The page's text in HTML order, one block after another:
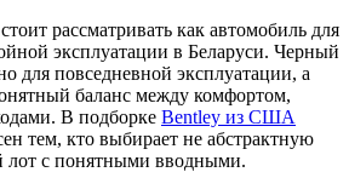
рассматривать как автомобиль для
эксплуатации в Беларуси. Черный
для повседневной эксплуатации, а
баланс между комфортом,
В подборке Bentley из США
тем, кто выбирает не абстрактную
лот с понятными вводными.